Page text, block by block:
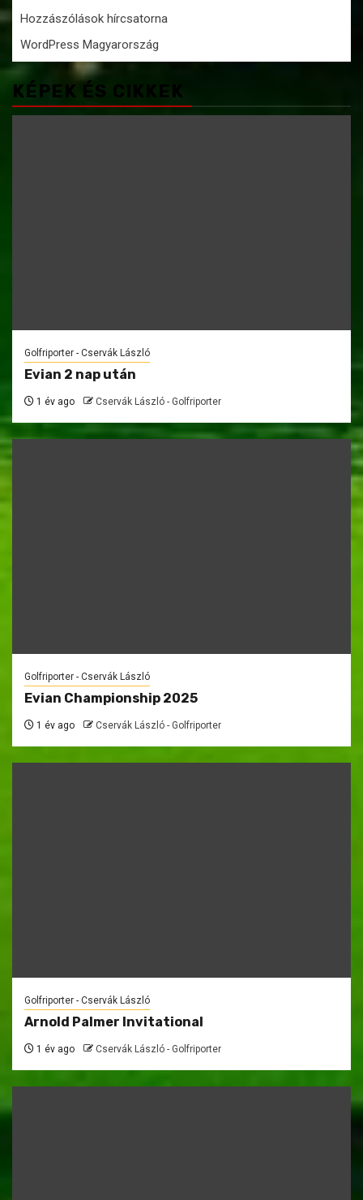
Hozzászólások hírcsatorna
WordPress Magyarország
KÉPEK ÉS CIKKEK
Golfriporter - Cservák László
Evian 2 nap után
1 év ago Cservák László - Golfriporter
Golfriporter - Cservák László
Evian Championship 2025
1 év ago Cservák László - Golfriporter
Golfriporter - Cservák László
Arnold Palmer Invitational
1 év ago Cservák László - Golfriporter